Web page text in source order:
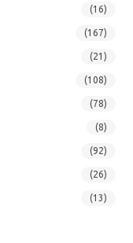
(16)
(167)
(21)
(108)
(78)
(8)
(92)
(26)
(13)